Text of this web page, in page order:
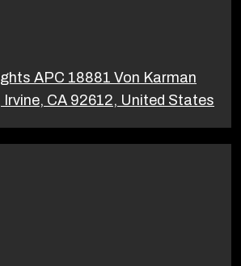
APC 18881 Von Karman
Irvine, CA 92612, United States